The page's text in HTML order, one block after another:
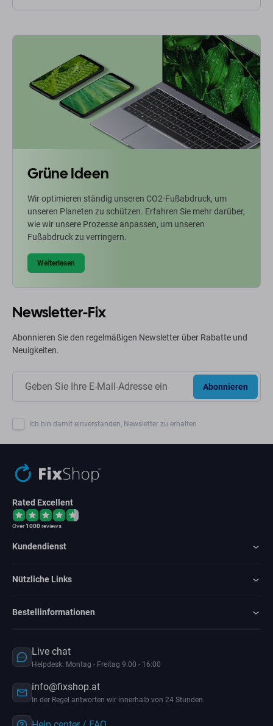
Grüne Ideen
Wir optimieren ständig unseren CO2-Fußabdruck, um
unseren Planeten zu schützen. Erfahren Sie mehr darüber,
wie wir unsere Prozesse anpassen, um unseren
Fußabdruck zu verringern.
Weiterlesen
Newsletter-Fix
Abonnieren Sie den regelmäßigen Newsletter über Rabatte und
Neuigkeiten.
Abonnieren
Ich bin damit einverstanden, Newsletter zu erhalten
Rated Excellent
Over1000reviews
Kundendienst
Nützliche Links
Bestellinformationen
Live chat
Helpdesk: Montag - Freitag 9:00 - 16:00
info@fixshop.at
In der Regel antworten wir innerhalb von 24 Stunden.